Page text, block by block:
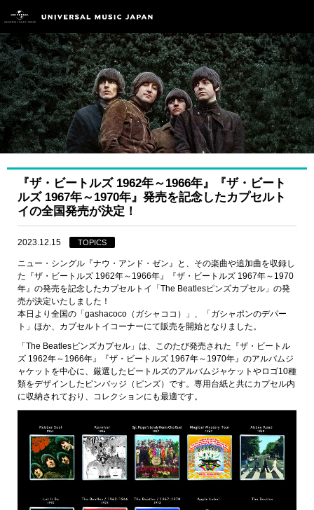
『ザ・ビートルズ 1962年～1966年』『ザ・ビート
ルズ 1967年～1970年』発売を記念したカプセルト
イの全国発売が決定！
2023.12.15 TOPICS
ニュー・シングル『ナウ・アンド・ゼン』と、その楽曲や追加曲を収録し
た『ザ・ビートルズ 1962年～1966年』『ザ・ビートルズ 1967年～1970
年』の発売を記念したカプセルトイ「The Beatlesピンズカプセル」の発
売が決定いたしました！
本日より全国の「gashacoco（ガシャココ）」、「ガシャポンのデパー
ト」ほか、カプセルトイコーナーにて販売を開始となりました。
「The Beatlesピンズカプセル」は、このたび発売された『ザ・ビートル
ズ 1962年～1966年』『ザ・ビートルズ 1967年～1970年』のアルバムジ
ャケットを中心に、厳選したビートルズのアルバムジャケットやロゴ10種
類をデザインしたピンバッジ（ピンズ）です。専用台紙と共にカプセル内
に収納されており、コレクションにも最適です。